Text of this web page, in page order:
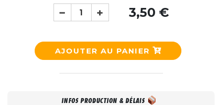
3,50 €
AJOUTER AU PANIER
INFOS PRODUCTION & DÉLAIS